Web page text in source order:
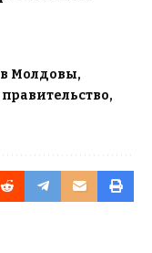
Молдовы
правительство